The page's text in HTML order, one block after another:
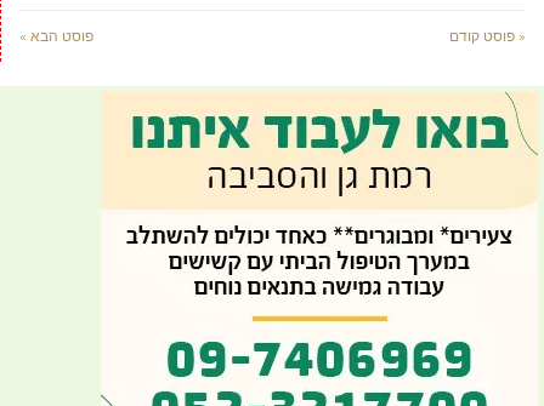
« פוסט קודם פוסט הבא »